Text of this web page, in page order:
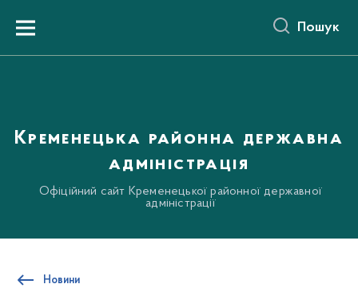
вмістуMenu Пошук
Кременецька районна державна
адміністрація
Офіційний сайт Кременецької районної державної
адміністрації
Новини